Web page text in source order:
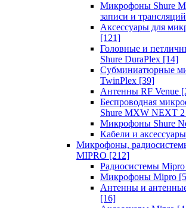
Микрофоны Shure
записи и трансляций
Аксессуары для
[121]
Головные и
Shure DuraPlex [14]
Субминиатюрные
TwinPlex [39]
Антенны RF Venue
Беспроводная
Shure MXW NEXT 2
Микрофоны Shure
Кабели и
Микрофоны,
MIPRO [212]
Радиосистемы Mipro
Микрофоны Mipro
Антенны и
[16]